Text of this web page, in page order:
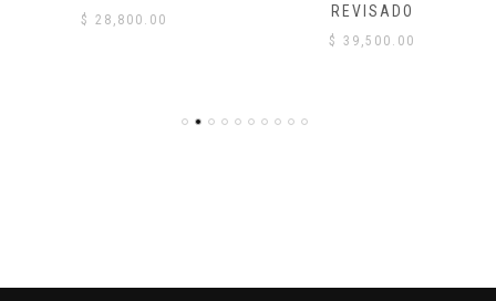
$ 28,800.00
REVISADO
$ 39,500.00